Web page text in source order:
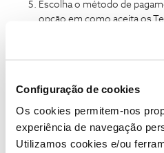
Configuração de cookies
Os cookies permitem-nos
experiência de navegação
Utilizamos cookies e/ou
Escolha o método de
opção em como aceita os